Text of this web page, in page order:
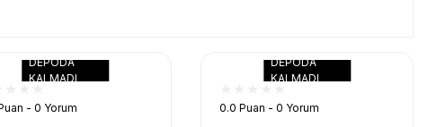
DEPODA
KALMADI
- 0 Yorum
DEPODA
KALMADI
0.0 Puan - 0 Yorum